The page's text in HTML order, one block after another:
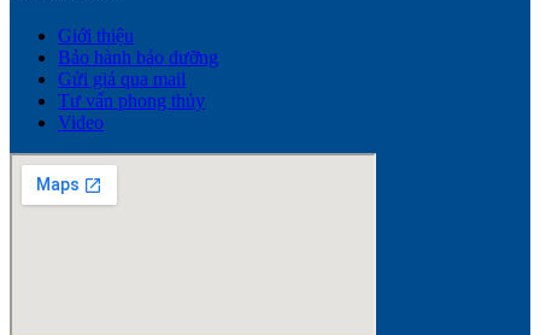
Giới thiệu
Bảo hành bảo dưỡng
Gửi giá qua mail
Tư vấn phong thủy
Video